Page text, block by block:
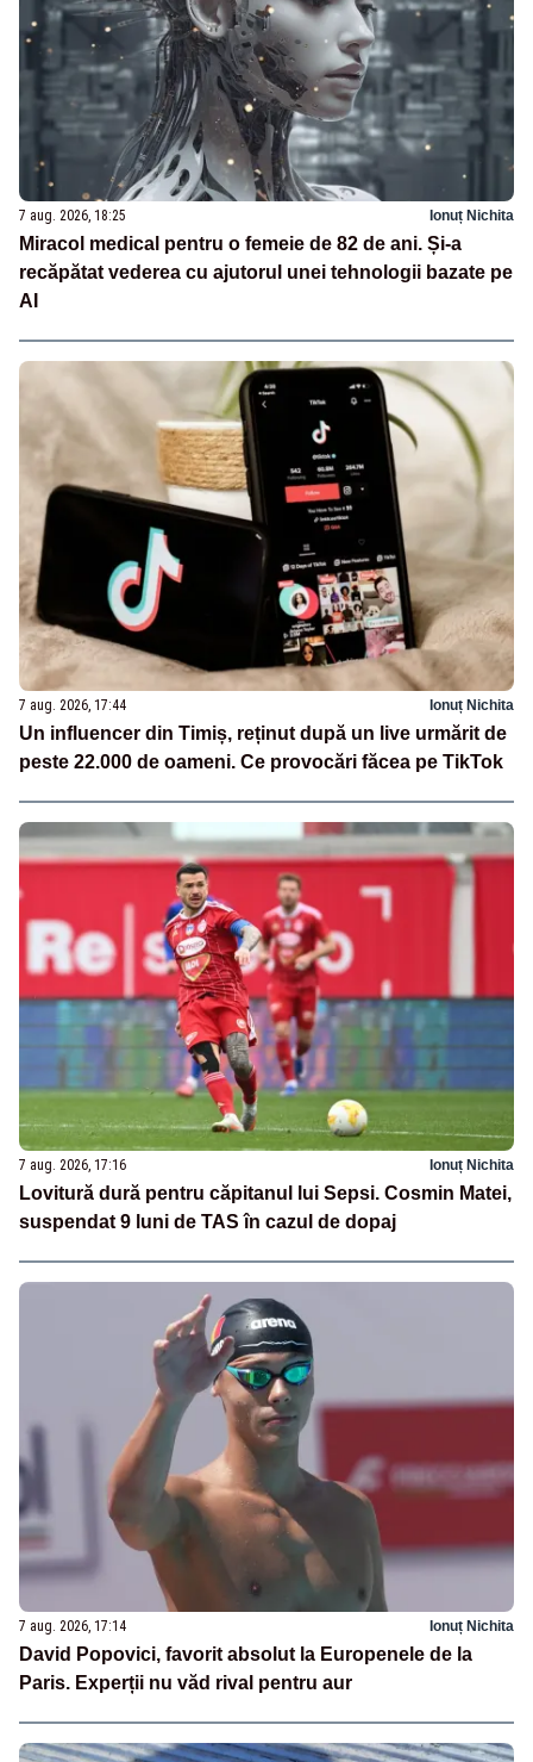
7 aug. 2026, 18:25 Ionuț Nichita
Miracol medical pentru o femeie de 82 de ani. Și-a
recăpătat vederea cu ajutorul unei tehnologii bazate pe
AI
7 aug. 2026, 17:44 Ionuț Nichita
Un influencer din Timiș, reținut după un live urmărit de
peste 22.000 de oameni. Ce provocări făcea pe TikTok
7 aug. 2026, 17:16 Ionuț Nichita
Lovitură dură pentru căpitanul lui Sepsi. Cosmin Matei,
suspendat 9 luni de TAS în cazul de dopaj
7 aug. 2026, 17:14 Ionuț Nichita
David Popovici, favorit absolut la Europenele de la
Paris. Experții nu văd rival pentru aur